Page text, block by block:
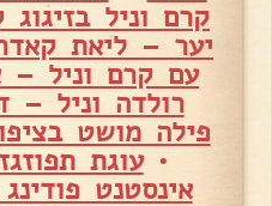
קרם וניל בזיגוג
יער – ליאת
עם קרם וניל –
רולדה וניל –
פילה מושט
•עוגת
אינסטנט